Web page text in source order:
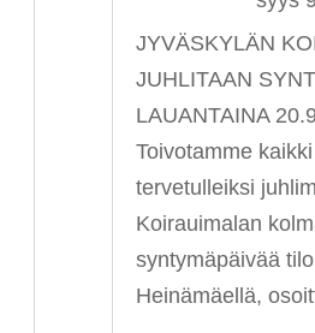
JYVÄSKYLÄN
JUHLITAAN
LAUANTAINA
Toivotamme
tervetulleiksi
Koirauimalan
syntymäpäivää
Heinämäellä,